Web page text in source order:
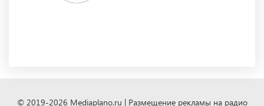
© 2019-2026 Mediaplano.ru | Размещение рекламы на радио